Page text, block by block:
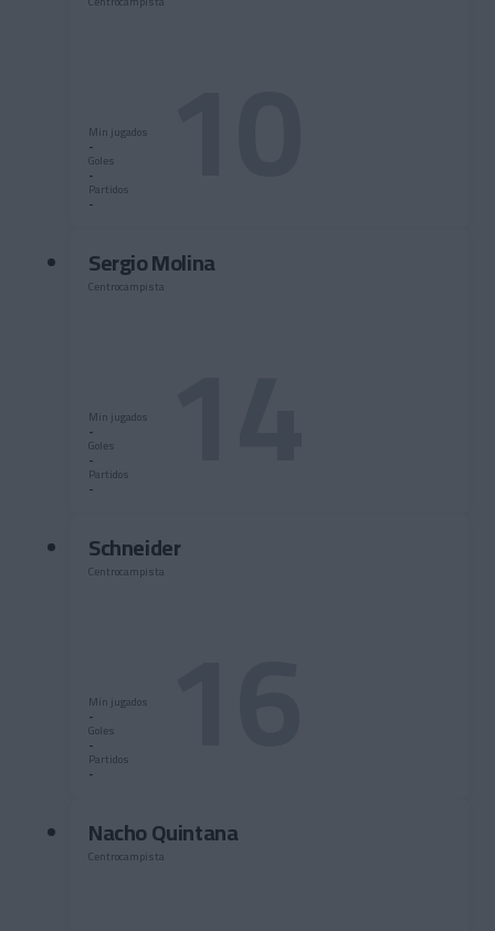
Min jugados
-
Goles
-
Partidos
-
Sergio Molina
Centrocampista
Min jugados
-
Goles
-
Partidos
-
Schneider
Centrocampista
Min jugados
-
Goles
-
Partidos
-
Nacho Quintana
Centrocampista